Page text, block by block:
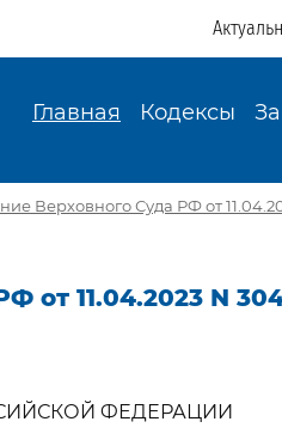
Главная Кодексы
Верховного Суда РФ от
от 11.04.2023 N
ФЕДЕРАЦИИ